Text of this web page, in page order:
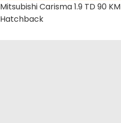
Mitsubishi Carisma 1.9 TD 90 KM
Hatchback